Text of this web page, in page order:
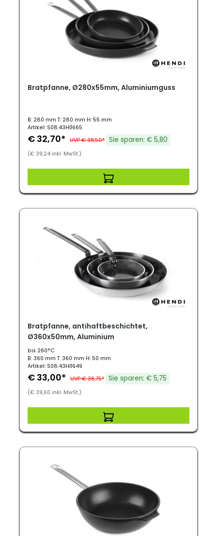
Bratpfanne, Ø280x55mm, Aluminiumguss
B: 280 mm T: 280 mm H: 55 mm
Artikel: S08.43HI1665
€ 32,70* UVP € 38,50* Sie sparen: € 5,80
(€ 39,24 inkl. MwSt.)
Bratpfanne, antihaftbeschichtet,
Ø360x50mm, Aluminium
bis 260°C
B: 360 mm T: 360 mm H: 50 mm
Artikel: S08.43HI1649
€ 33,00* UVP € 38,75* Sie sparen: € 5,75
(€ 39,60 inkl. MwSt.)